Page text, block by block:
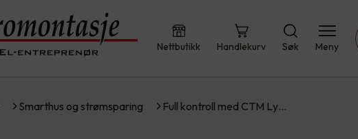
Nettbutikk Handlekurv Søk Meny
Smarthus og strømsparing Full kontroll med CTM Ly…